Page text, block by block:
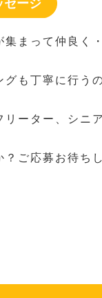
セージ
まって仲良く
も丁寧に行う
ーター、シニ
ご応募お待ち